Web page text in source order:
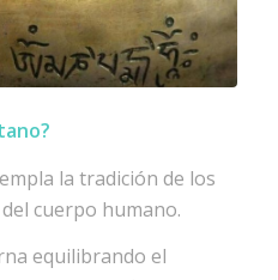
la tradición de los
cuerpo humano.
equilibrando el